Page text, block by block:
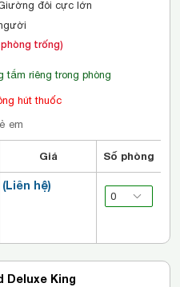
đôi cực lớn
phòng trống)
tắm riêng trong phòng
hút thuốc
em
Giá Số phòng
(Liên hệ)
Deluxe King